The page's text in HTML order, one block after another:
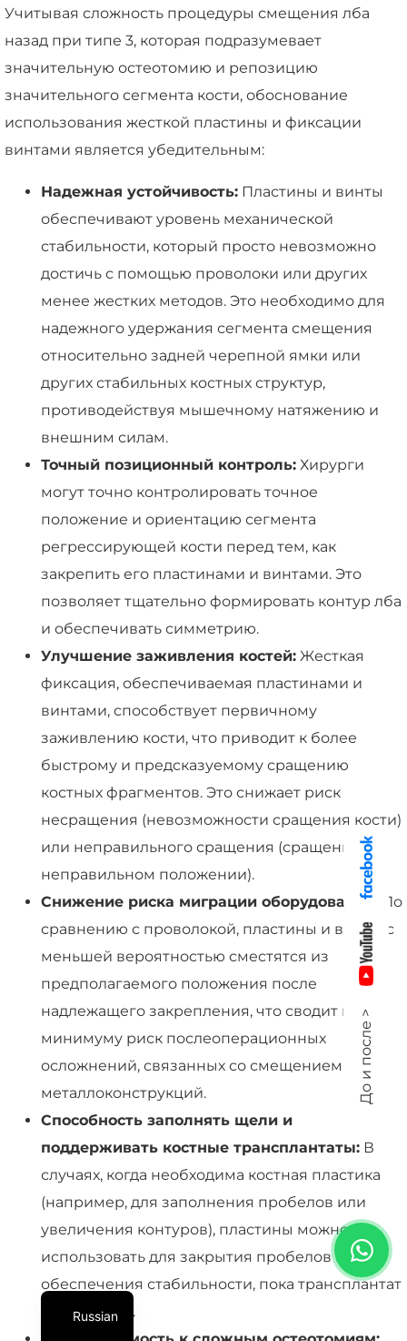
Учитывая сложность процедуры смещения лба
назад при типе 3, которая подразумевает
значительную остеотомию и репозицию
значительного сегмента кости, обоснование
использования жесткой пластины и фиксации
винтами является убедительным:
Надежная устойчивость: Пластины и винты
обеспечивают уровень механической
стабильности, который просто невозможно
достичь с помощью проволоки или других
менее жестких методов. Это необходимо для
надежного удержания сегмента смещения
относительно задней черепной ямки или
других стабильных костных структур,
противодействуя мышечному натяжению и
внешним силам.
Точный позиционный контроль: Хирурги
могут точно контролировать точное
положение и ориентацию сегмента
регрессирующей кости перед тем, как
закрепить его пластинами и винтами. Это
позволяет тщательно формировать контур лба
и обеспечивать симметрию.
Улучшение заживления костей: Жесткая
фиксация, обеспечиваемая пластинами и
винтами, способствует первичному
заживлению кости, что приводит к более
быстрому и предсказуемому сращению
костных фрагментов. Это снижает риск
несращения (невозможности сращения кости)
или неправильного сращения (сращения в
неправильном положении).
Снижение риска миграции оборудования:
По
сравнению с проволокой, пластины и винты с
меньшей вероятностью сместятся из
предполагаемого положения после
надлежащего закрепления, что сводит к
минимуму риск послеоперационных
осложнений, связанных со смещением
металлоконструкций.
Способность заполнять щели и
поддерживать костные трансплантаты: В
случаях, когда необходима костная пластика
(например, для заполнения пробелов или
увеличения контуров), пластины можно
использовать для закрытия пробелов и
обеспечения стабильности, пока трансплантат
вживляется.
До и после >
Russian